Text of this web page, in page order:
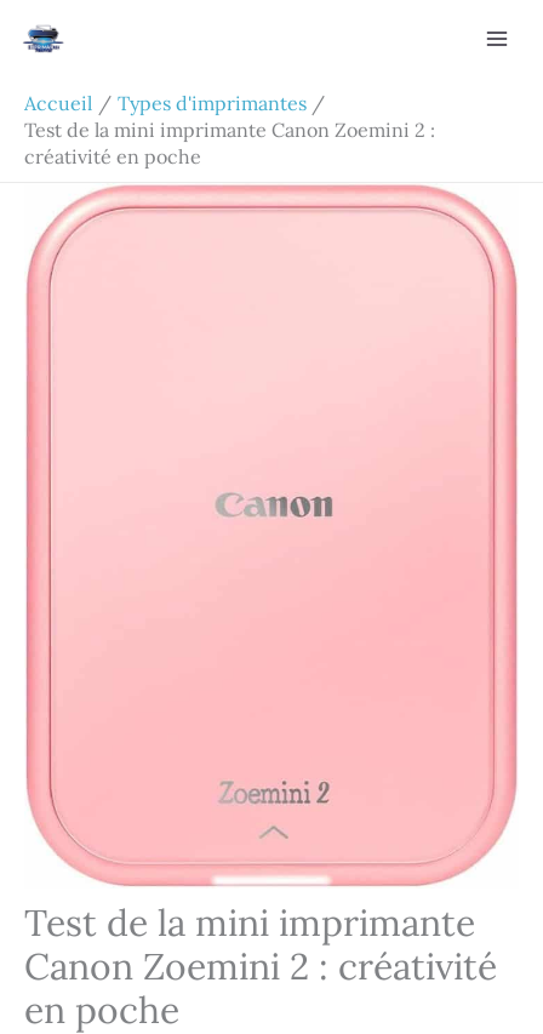
Accueil
Types d'imprimantes
Test de la mini imprimante Canon Zoemini 2 :
créativité en poche
Test de la mini imprimante
Canon Zoemini 2 : créativité
en poche
Rechercher